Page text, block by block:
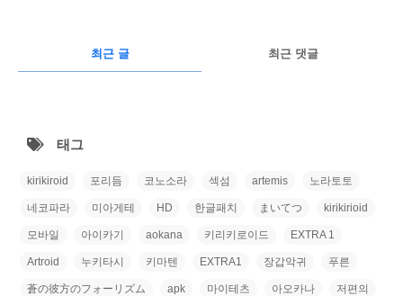
최근 글 최근 댓글
글
태그
kirikiroid 포리듬 코노소라 섹섬 artemis 노라토토
네코파라 미아게테 HD 한글패치 まいてつ kirikirioid
모바일 아이카기 aokana 키리키로이드 EXTRA 1
Artroid 누키타시 키마텐 EXTRA1 장갑악귀 푸른
蒼の彼方のフォーリズム apk 마이테츠 아오카나 저편의